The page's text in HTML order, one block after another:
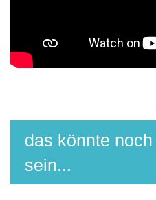
das könnte
sein...